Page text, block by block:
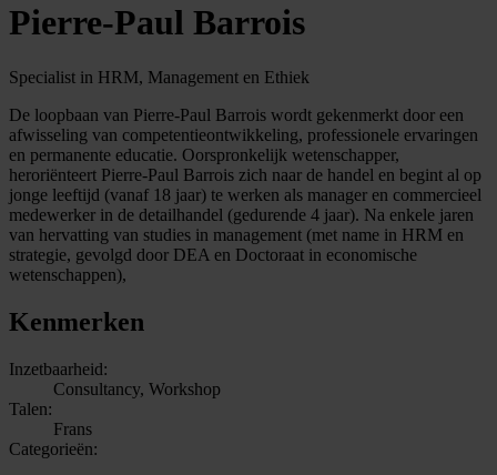
Pierre-Paul Barrois
Specialist in HRM, Management en Ethiek
De loopbaan van Pierre-Paul Barrois wordt gekenmerkt door een
afwisseling van competentieontwikkeling, professionele ervaringen
en permanente educatie. Oorspronkelijk wetenschapper,
heroriënteert Pierre-Paul Barrois zich naar de handel en begint al op
jonge leeftijd (vanaf 18 jaar) te werken als manager en commercieel
medewerker in de detailhandel (gedurende 4 jaar). Na enkele jaren
van hervatting van studies in management (met name in HRM en
strategie, gevolgd door DEA en Doctoraat in economische
wetenschappen),
Kenmerken
Inzetbaarheid:
Consultancy, Workshop
Talen:
Frans
Categorieën: